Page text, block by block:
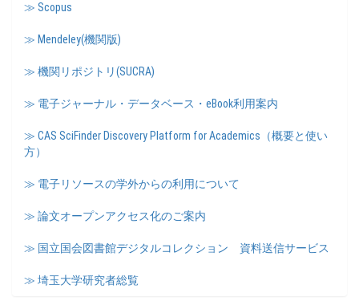
≫ Scopus
≫ Mendeley(機関版)
≫ 機関リポジトリ(SUCRA)
≫ 電子ジャーナル・データベース・eBook利用案内
≫ CAS SciFinder Discovery Platform for Academics（概要と使い
方）
≫ 電子リソースの学外からの利用について
≫ 論文オープンアクセス化のご案内
≫ 国立国会図書館デジタルコレクション 資料送信サービス
≫ 埼玉大学研究者総覧